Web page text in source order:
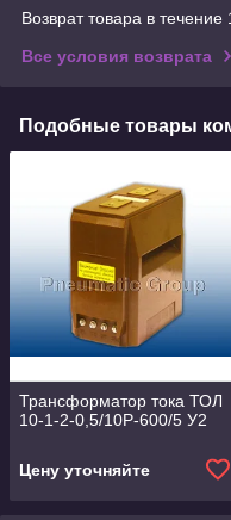
Возврат товара в
Все условия возврата
Подобные товары
Трансформатор тока ТОЛ
10-1-2-0,5/10Р-600/5 У2
Цену уточняйте